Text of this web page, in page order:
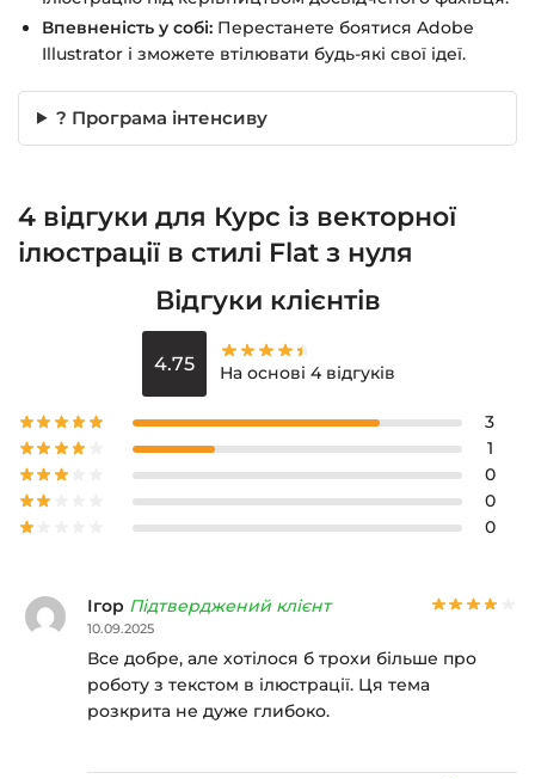
Впевненість у собі: Перестанете боятися Adobe
Illustrator і зможете втілювати будь-які свої ідеї.
? Програма інтенсиву
4 відгуки для Курс із векторної
ілюстрації в стилі Flat з нуля
Відгуки клієнтів
4.75 На основі 4 відгуків
3
1
0
0
0
Ігор Підтверджений клієнт
10.09.2025
Все добре, але хотілося б трохи більше про
роботу з текстом в ілюстрації. Ця тема
розкрита не дуже глибоко.